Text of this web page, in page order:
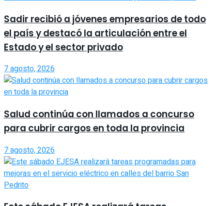
Sadir recibió a jóvenes empresarios de todo
el país y destacó la articulación entre el
Estado y el sector privado
7 agosto, 2026
Salud continúa con llamados a concurso
para cubrir cargos en toda la provincia
7 agosto, 2026